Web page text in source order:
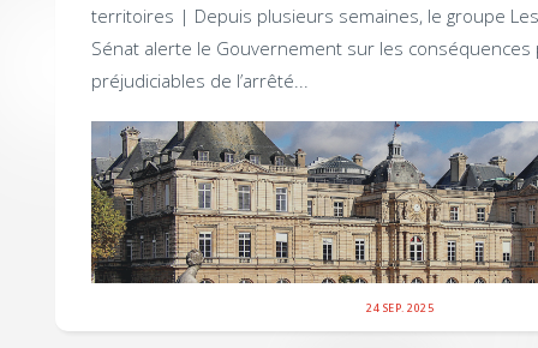
territoires | Depuis plusieurs semaines, le groupe
Sénat alerte le Gouvernement sur les
préjudiciables de l’arrêté...
24 SEP. 2025